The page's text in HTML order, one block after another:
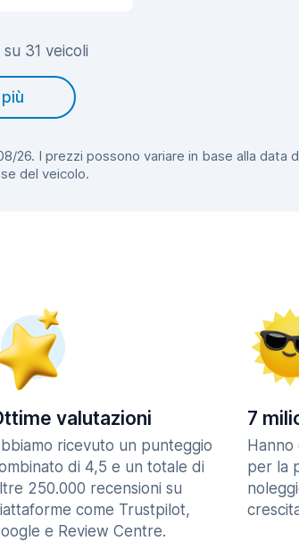
31 veicoli
I prezzi possono variare in base alla data
del veicolo.
valutazioni
ricevuto un punteggio
di 4,5 e un totale di
250.000 recensioni su
come Trustpilot,
e Review Centre.
7
per la